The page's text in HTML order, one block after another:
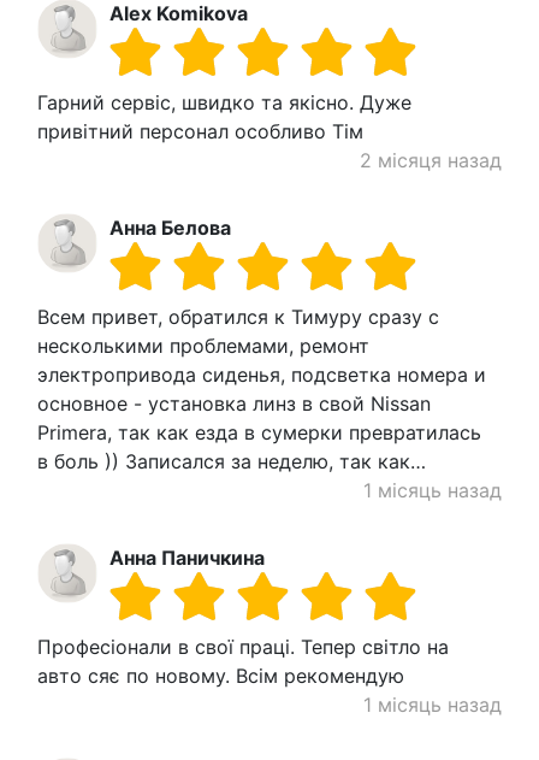
Alex Komikova
Гарний сервіс, швидко та якісно. Дуже
привітний персонал особливо Тім
2 місяця назад
Анна Белова
Всем привет, обратился к Тимуру сразу с
несколькими проблемами, ремонт
электропривода сиденья, подсветка номера и
основное - установка линз в свой Nissan
Primera, так как езда в сумерки превратилась
в боль )) Записался за неделю, так как…
1 місяць назад
Анна Паничкина
Професіонали в свої праці. Тепер світло на
авто сяє по новому. Всім рекомендую
1 місяць назад